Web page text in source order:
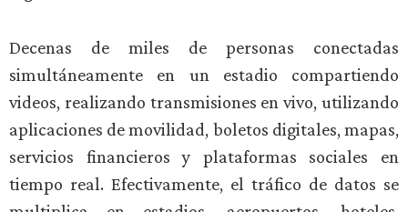
Decenas de miles de personas conectadas
simultáneamente en un estadio compartiendo
videos, realizando transmisiones en vivo, utilizando
aplicaciones de movilidad, boletos digitales, mapas,
servicios financieros y plataformas sociales en
tiempo real. Efectivamente, el tráfico de datos se